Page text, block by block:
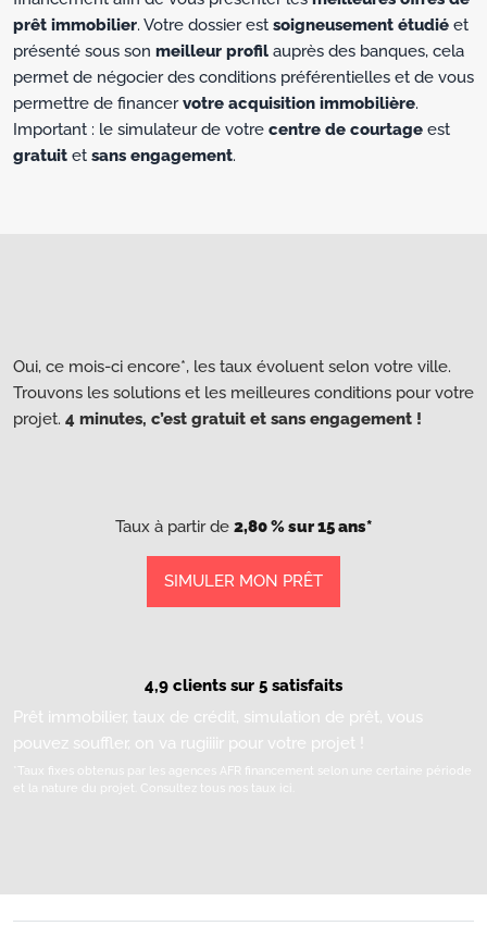
prêt immobilier. Votre dossier est soigneusement étudié et
présenté sous son meilleur profil auprès des banques, cela
permet de négocier des conditions préférentielles et de vous
permettre de financervotre acquisition immobilière.
Important : le simulateur de votre centre de courtage est
gratuit et sans engagement.
Oui, ce mois-ci encore*, les taux évoluent selon votre ville.
Trouvons les solutions et les meilleures conditions pour votre
projet. 4 minutes, c’est gratuit et sans engagement !
Taux à partir de 2,80 % sur 15 ans*
SIMULER MON PRÊT
4,9 clients sur 5 satisfaits
Prêt immobilier, taux de crédit, simulation de prêt, vous
pouvez souffler, on va rugiiiir pour votre projet !
*Taux fixes obtenus par les agences AFR financement selon une certaine période
et la nature du projet.
Consultez tous nos taux ici.